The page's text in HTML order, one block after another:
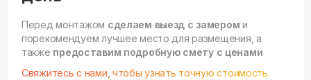
Перед монтажом сделаем выезд с замером и
порекомендуем лучшее место для размещения, а
также предоставим подробную смету с ценами
Свяжитесь с нами, чтобы узнать точную стоимость.